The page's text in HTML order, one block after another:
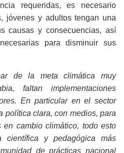
requeridas, es necesario
jóvenes y adultos tengan una
causas y consecuencias, así
para disminuir sus
de la meta climática muy
faltan implementaciones
En particular en el sector
política clara, con medios, para
en cambio climático, todo esto
científica y pedagógica más
de prácticas nacional